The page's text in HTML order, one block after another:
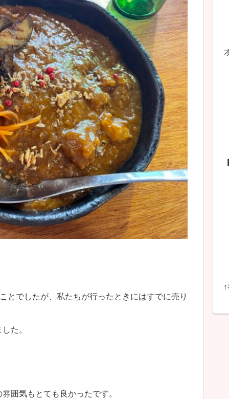
とでしたが、私たちが行ったときにはすでに売り
た。
囲気もとても良かったです。